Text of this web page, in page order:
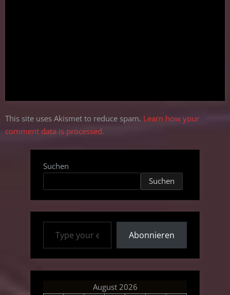
This site uses Akismet to reduce spam. Learn how your
comment data is processed.
Suchen
Suchen
Type your email…
Abonnieren
August 2026